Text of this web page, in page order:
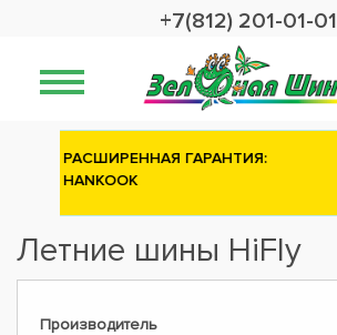
+7(812) 201-01-01
Сashback 2500 рублей на зимние
шины ATTAR
Летние шины HiFly
Производитель